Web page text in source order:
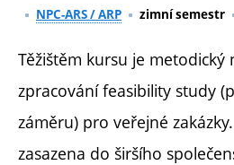
NPC-ARS / ARP
zimní semestr
Těžištěm kursu je metodický
zpracování feasibility study
záměru) pro veřejné
zasazena do širšího